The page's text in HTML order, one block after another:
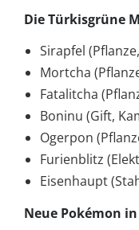
Die Türkisgrüne
Sirapfel
Mortcha
Fatalitcha
Boninu (Gift,
Ogerpon
Furienblitz
Eisenhaupt
Neue Pokémon